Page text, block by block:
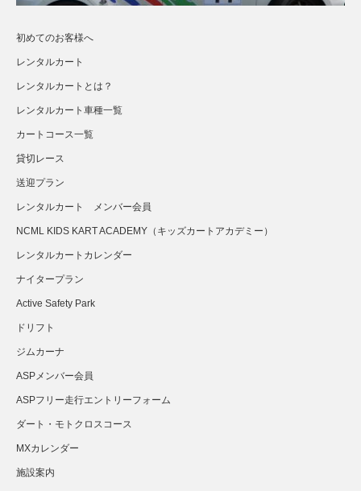
初めてのお客様へ
レンタルカート
レンタルカートとは？
レンタルカート車種一覧
カートコース一覧
貸切レース
送迎プラン
レンタルカート メンバー会員
NCML KIDS KART ACADEMY（キッズカートアカデミー）
レンタルカートカレンダー
ナイタープラン
Active Safety Park
ドリフト
ジムカーナ
ASPメンバー会員
ASPフリー走行エントリーフォーム
ダート・モトクロスコース
MXカレンダー
施設案内